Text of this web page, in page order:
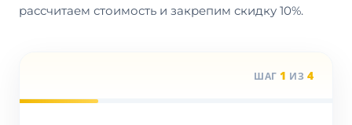
рассчитаем стоимость и закрепим скидку 10%.
ШАГ 1 ИЗ 4